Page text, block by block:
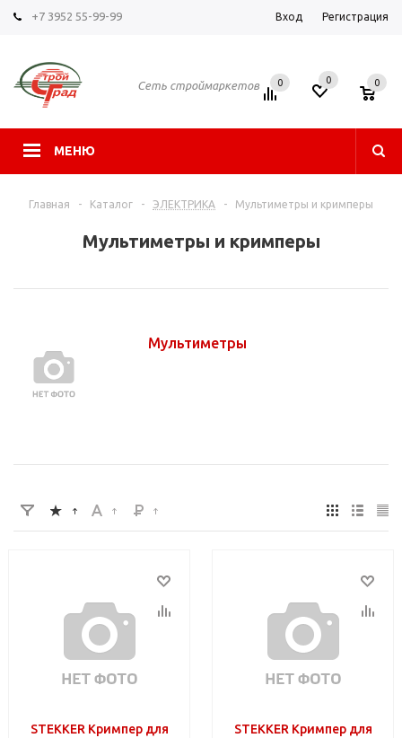
+7 3952 55-99-99 Вход Регистрация
Сеть строймаркетов
МЕНЮ
0 0 0
Главная - Каталог - ЭЛЕКТРИКА - Мультиметры и кримперы
Мультиметры и кримперы
Мультиметры
STEKKER Кримпер для
STEKKER Кримпер для